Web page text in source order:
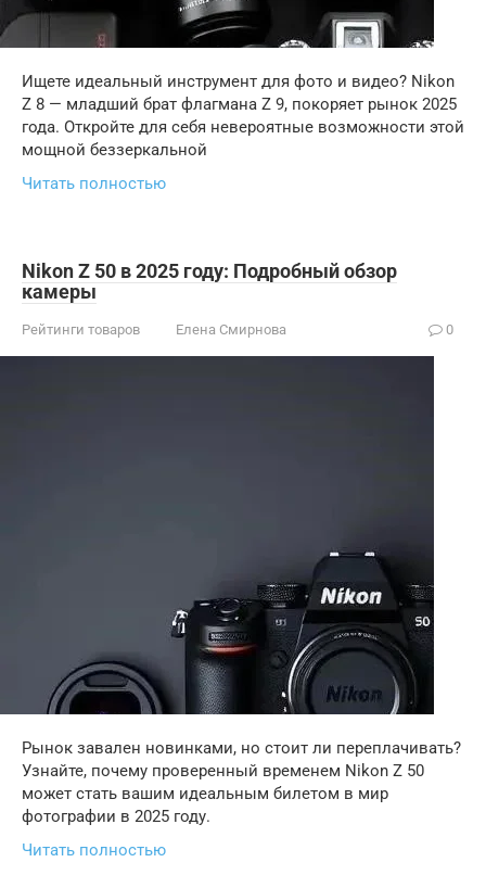
Ищете идеальный инструмент для фото и видео? Nikon
Z 8 — младший брат флагмана Z 9, покоряет рынок 2025
года. Откройте для себя невероятные возможности этой
мощной беззеркальной
Читать полностью
Nikon Z 50 в 2025 году: Подробный обзор
камеры
Рейтинги товаров Елена Смирнова 0
Рынок завален новинками, но стоит ли переплачивать?
Узнайте, почему проверенный временем Nikon Z 50
может стать вашим идеальным билетом в мир
фотографии в 2025 году.
Читать полностью